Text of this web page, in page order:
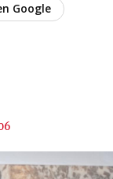
Google